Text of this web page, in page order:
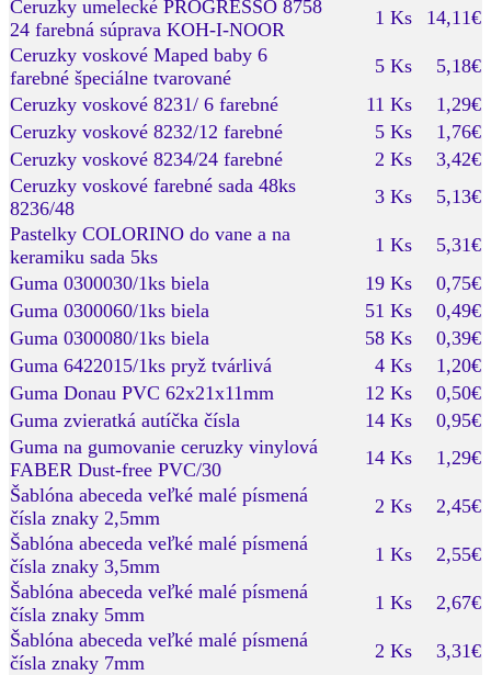
Ceruzky umelecké PROGRESSO 8758
24 farebná súprava KOH-I-NOOR
1 Ks
14,11€
Ceruzky voskové Maped baby 6
farebné špeciálne tvarované
5 Ks
5,18€
Ceruzky voskové 8231/ 6 farebné
11 Ks
1,29€
Ceruzky voskové 8232/12 farebné
5 Ks
1,76€
Ceruzky voskové 8234/24 farebné
2 Ks
3,42€
Ceruzky voskové farebné sada 48ks
8236/48
3 Ks
5,13€
Pastelky COLORINO do vane a na
keramiku sada 5ks
1 Ks
5,31€
Guma 0300030/1ks biela
19 Ks
0,75€
Guma 0300060/1ks biela
51 Ks
0,49€
Guma 0300080/1ks biela
58 Ks
0,39€
Guma 6422015/1ks pryž tvárlivá
4 Ks
1,20€
Guma Donau PVC 62x21x11mm
12 Ks
0,50€
Guma zvieratká autíčka čísla
14 Ks
0,95€
Guma na gumovanie ceruzky vinylová
FABER Dust-free PVC/30
14 Ks
1,29€
Šablóna abeceda veľké malé písmená
čísla znaky 2,5mm
2 Ks
2,45€
Šablóna abeceda veľké malé písmená
čísla znaky 3,5mm
1 Ks
2,55€
Šablóna abeceda veľké malé písmená
čísla znaky 5mm
1 Ks
2,67€
Šablóna abeceda veľké malé písmená
čísla znaky 7mm
2 Ks
3,31€